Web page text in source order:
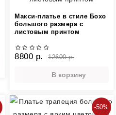
Макси-платье в стиле Бохо
большого размера с
листовым принтом
8800 р. 12600 р.
В корзину
-50%